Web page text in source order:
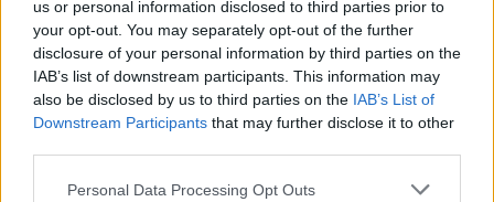
us or personal information disclosed to third parties prior to
your opt-out. You may separately opt-out of the further
disclosure of your personal information by third parties on the
IAB’s list of downstream participants. This information may
also be disclosed by us to third parties on the IAB’s List of
Downstream Participants that may further disclose it to other
Please note that this website/app uses one or more Google
Personal Data Processing Opt Outs
ίντερνετ», εξηγεί η Έυα Μαρία Βάις,
δημοσιογράφος του γερμανικού περιοδικού
υπολογιστών Heise: «Το μόνο που πρέπει να
κάνει ο χρήστης είναι να κλικάρει τον
σύνδεσμο που του αποστέλλει εκείνος που
θέλει να συνομιλήσουν. Περιθώριο λάθους
δεν υπάρχει».